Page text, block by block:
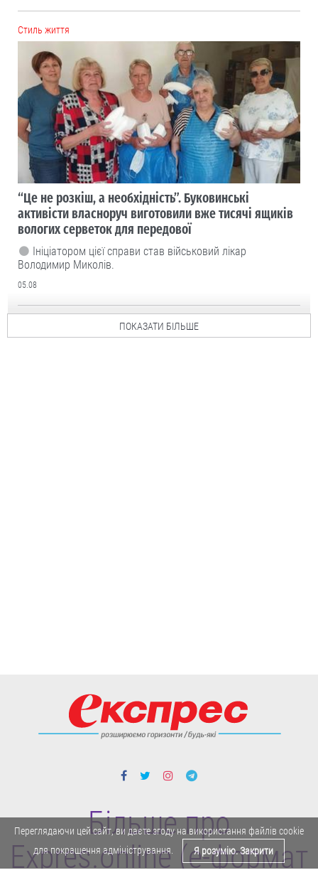
Cтиль життя
“Це не розкіш, а необхідність”. Буковинські
активісти власноруч виготовили вже тисячі ящиків
вологих серветок для передової
Ініціатором цієї справи став військовий лікар
Володимир Миколів.
05.08
ПОКАЗАТИ БІЛЬШЕ
Більше про
Expres.online (e-формат
Переглядаючи цей сайт, ви даєте згоду на використання файлів cookie
для покращення адміністрування.
Я розумію. Закрити